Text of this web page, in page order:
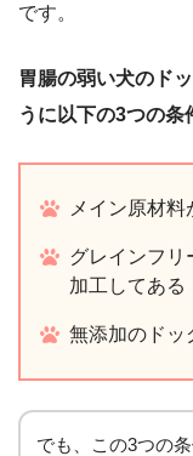
です。
胃腸の弱い犬のド
うに以下の3つの条
メイン原材料
グレインフリ
加工してある
無添加のドッ
でも、この3つの